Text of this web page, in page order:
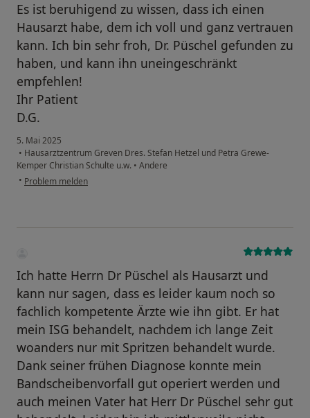
Es ist beruhigend zu wissen, dass ich einen
Hausarzt habe, dem ich voll und ganz vertrauen
kann. Ich bin sehr froh, Dr. Püschel gefunden zu
haben, und kann ihn uneingeschränkt
empfehlen!
Ihr Patient
D.G.
5. Mai 2025
• Hausarztzentrum Greven Dres. Stefan Hetzel und Petra Grewe-
Kemper Christian Schulte u.w. • Andere
• Problem melden
Ich hatte Herrn Dr Püschel als Hausarzt und
kann nur sagen, dass es leider kaum noch so
fachlich kompetente Ärzte wie ihn gibt. Er hat
mein ISG behandelt, nachdem ich lange Zeit
woanders nur mit Spritzen behandelt wurde.
Dank seiner frühen Diagnose konnte mein
Bandscheibenvorfall gut operiert werden und
auch meinen Vater hat Herr Dr Püschel sehr gut